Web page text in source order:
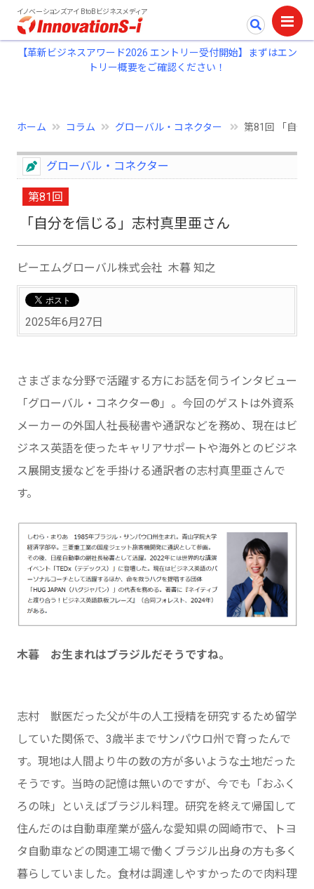
イノベーションズアイ BtoBビジネスメディア
【革新ビジネスアワード2026 エントリー受付開始】まずはエン
トリー概要をご確認ください！
ホーム コラム グローバル・コネクター 第81回 「自分
グローバル・コネクター
第81回
「自分を信じる」志村真里亜さん
ピーエムグローバル株式会社 木暮 知之
2025年6月27日
さまざまな分野で活躍する方にお話を伺うインタビュー
「グローバル・コネクター®」。今回のゲストは外資系
メーカーの外国人社長秘書や通訳などを務め、現在はビ
ジネス英語を使ったキャリアサポートや海外とのビジネ
ス展開支援などを手掛ける通訳者の志村真里亜さんで
す。
木暮 お生まれはブラジルだそうですね。
志村 獣医だった父が牛の人工授精を研究するため留学
していた関係で、3歳半までサンパウロ州で育ったんで
す。現地は人間より牛の数の方が多いような土地だった
そうです。当時の記憶は無いのですが、今でも「おふく
ろの味」といえばブラジル料理。研究を終えて帰国して
住んだのは自動車産業が盛んな愛知県の岡崎市で、トヨ
タ自動車などの関連工場で働くブラジル出身の方も多く
暮らしていました。食材は調達しやすかったので肉料理